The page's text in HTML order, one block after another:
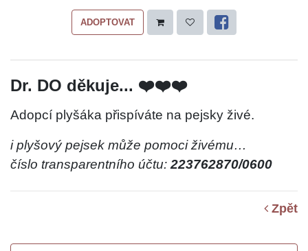
ADOPTOVAT
Dr. DO děkuje... ❤️❤️❤️
Adopcí plyšáka přispíváte na pejsky živé.
i plyšový pejsek může pomoci živému…
číslo transparentního účtu:223762870/0600
Zpět